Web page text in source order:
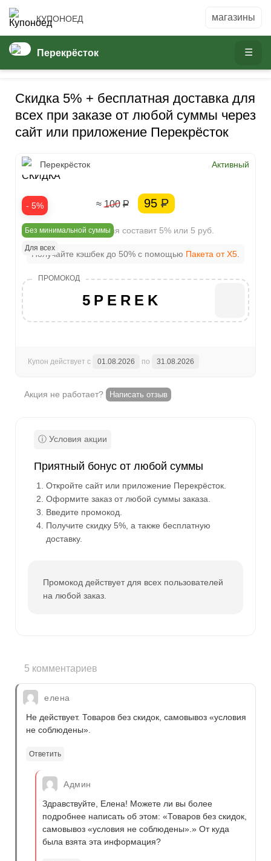
КУПОНОЕД
Перекрёсток
Скидка 5% + бесплатная доставка для
всех при заказе от любой суммы через
сайт или приложение Перекрёсток
- 5%
5%
СКИДКА
Перекрёсток Активный
≈ 100 Р 95 Р
Ваша экономия составит 5% или 5 руб.
Получайте кэшбек до 50% с помощью Пакета от X5
5PEREK
Без минимальной суммы
Для всех
Купон действует с 01.08.2026 по 31.08.2026
Акция не работает? Написать отзыв
Приятный бонус от любой суммы
Откройте сайт или приложение Перекрёсток.
Оформите заказ от любой суммы заказа.
Введите промокод.
Получите скидку 5%, а также бесплатную
доставку.
Промокод действует для всех пользователей
на любой заказ.
5 комментариев
елена
Не действует. Товаров без скидок, самовывоз «условия
не соблюдены».
Ответить
Админ
Здравствуйте, Елена! Можете ли вы более
подробнее написать об этом: «Товаров без скидок,
самовывоз «условия не соблюдены».» От куда
была взята эта информация?